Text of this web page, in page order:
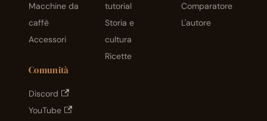
Macchine da
caffè
Accessori
tutorial
Storia e
cultura
Ricette
Comparatore
L'autore
Comunità
Discord
YouTube